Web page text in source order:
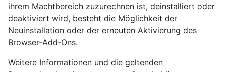
ihrem Machtbereich zuzurechnen ist, deinstalliert oder
deaktiviert wird, besteht die Möglichkeit der
Neuinstallation oder der erneuten Aktivierung des
Browser-Add-Ons.
Weitere Informationen und die geltenden